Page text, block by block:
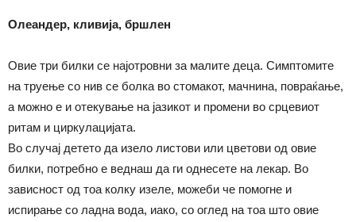
Олеандер, кливија, бршлен
Овие три билки се најотровни за малите деца. Симптомите
на труење со нив се болка во стомакот, мачнина, повраќање,
а можно е и отекување на јазикот и промени во срцевиот
ритам и циркулацијата.
Во случај детето да изело листови или цветови од овие
билки, потребно е веднаш да ги однесете на лекар. Во
зависност од тоа колку изеле, можеби че помогне и
испирање со ладна вода, иако, со оглед на тоа што овие